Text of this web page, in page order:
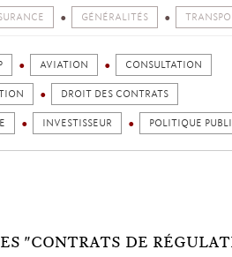
GÉNÉRALITÉS
AVIATION CONSULTATION
DROIT DES CONTRATS
INVESTISSEUR POLITIQUE
"CONTRATS DE